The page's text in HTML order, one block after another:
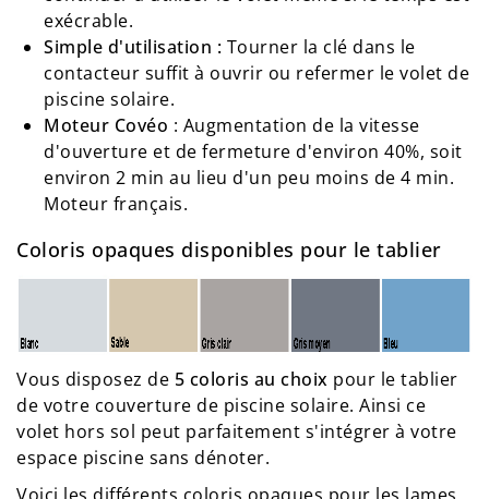
exécrable.
Simple d'utilisation : Tourner la clé dans le
contacteur suffit à ouvrir ou refermer le volet de
piscine solaire.
Moteur Covéo : Augmentation de la vitesse
d'ouverture et de fermeture d'environ 40%, soit
environ 2 min au lieu d'un peu moins de 4 min.
Moteur français.
Coloris opaques disponibles pour le tablier
Vous disposez de 5 coloris au choix pour le tablier
de votre couverture de piscine solaire. Ainsi ce
volet hors sol peut parfaitement s'intégrer à votre
espace piscine sans dénoter.